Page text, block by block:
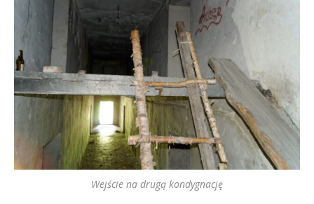
Wejście na drugą kondygnację